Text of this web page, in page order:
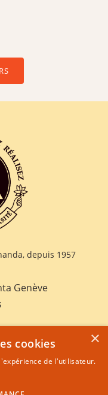
depuis 1957
Genève
×
cookies
de l'utilisateur.